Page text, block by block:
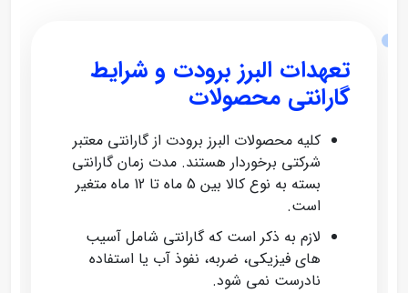
تعهدات البرز برودت و شرایط
گارانتی محصولات
کلیه محصولات البرز برودت از گارانتی معتبر
شرکتی برخوردار هستند. مدت زمان گارانتی
بسته به نوع کالا بین 5 ماه تا 12 ماه متغیر
است.
لازم به ذکر است که گارانتی شامل آسیب‌
های فیزیکی، ضربه، نفوذ آب یا استفاده
نادرست نمی‌ شود.